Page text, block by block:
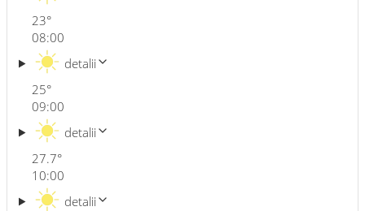
23°
08:00
25°
detalii
09:00
27.7°
detalii
10:00
detalii